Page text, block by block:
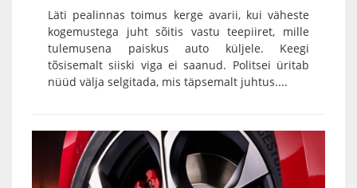
Läti pealinnas toimus kerge avarii, kui väheste
kogemustega juht sõitis vastu teepiiret, mille
tulemusena paiskus auto küljele. Keegi
tõsisemalt siiski viga ei saanud. Politsei üritab
nüüd välja selgitada, mis täpsemalt juhtus....